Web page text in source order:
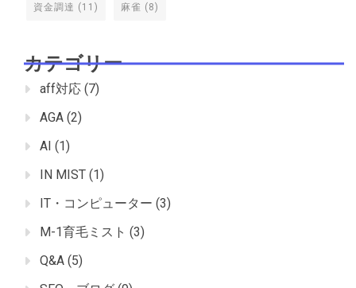
資金調達 (11) 麻雀 (8)
カテゴリー
aff対応 (7)
AGA (2)
AI (1)
IN MIST (1)
IT・コンピューター (3)
M-1育毛ミスト (3)
Q&A (5)